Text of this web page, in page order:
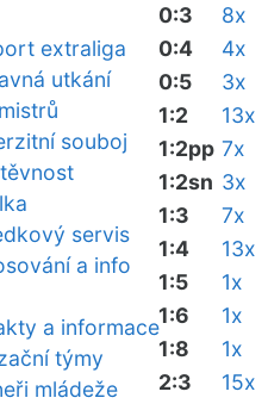
extraliga
utkání
souboj
servis
a info
a informace
týmy
mládeže
0:3
8x
0:4
4x
0:5
3x
1:2
13x
1:2pp 7x
1:2sn 3x
1:3
7x
1:4
13x
1:5
1x
1:6
1x
1:8
1x
2:3
15x